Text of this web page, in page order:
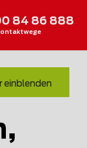
84 86 888
einblenden